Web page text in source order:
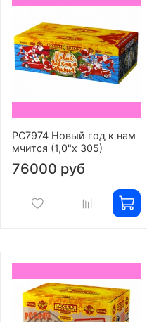
РС7974 Новый год к нам
мчится (1,0"х 305)
76000 руб